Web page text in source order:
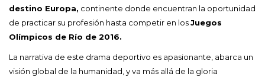
destino Europa, continente donde encuentran la oportunidad
de practicar su profesión hasta competir en losJuegos
Olímpicos de Río de 2016.
La narrativa de este drama deportivo es apasionante, abarca un
visión global de la humanidad, y va más allá de la gloria